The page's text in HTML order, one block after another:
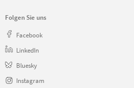
Folgen Sie uns
Facebook
LinkedIn
Bluesky
Instagram